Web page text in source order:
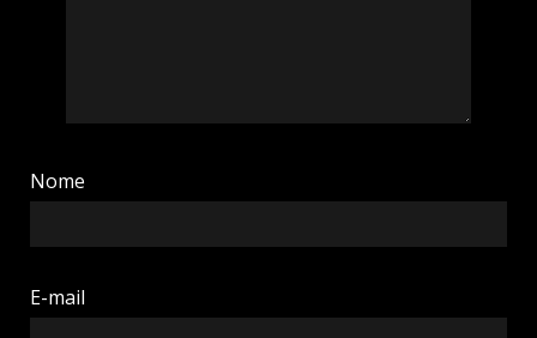
Nome
E-mail